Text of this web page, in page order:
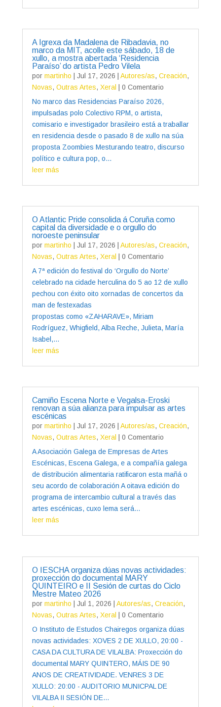
A Igrexa da Madalena de Ribadavia, no
marco da MIT, acolle este sábado, 18 de
xullo, a mostra abertada ‘Residencia
Paraíso’ do artista Pedro Vilela
por martinho Jul 17, 2026 Autores/as, Creación,
Novas, Outras Artes, Xeral
| 0 Comentario
No marco das Residencias Paraíso 2026,
impulsadas polo Colectivo RPM, o artista,
comisario e investigador brasileiro está a traballar
en residencia desde o pasado 8 de xullo na súa
proposta Zoombies Mesturando teatro, discurso
político e cultura pop, o...
leer más
O Atlantic Pride consolida á Coruña como
capital da diversidade e o orgullo do
noroeste peninsular
por martinho Jul 17, 2026 Autores/as, Creación,
Novas, Outras Artes, Xeral
| 0 Comentario
A 7ª edición do festival do ‘Orgullo do Norte’
celebrado na cidade herculina do 5 ao 12 de xullo
pechou con éxito oito xornadas de concertos da
man de festexadas
propostas como «ZAHARAVE», Miriam
Rodríguez, Whigfield, Alba Reche, Julieta, María
Isabel,...
leer más
Camiño Escena Norte e Vegalsa-Eroski
renovan a súa alianza para impulsar as artes
escénicas
por martinho Jul 17, 2026 Autores/as, Creación,
Novas, Outras Artes, Xeral
| 0 Comentario
A Asociación Galega de Empresas de Artes
Escénicas, Escena Galega, e a compañía galega
de distribución alimentaria ratificaron esta mañá o
seu acordo de colaboración A oitava edición do
programa de intercambio cultural a través das
artes escénicas, cuxo lema será...
leer más
O IESCHA organiza dúas novas actividades:
proxección do documental MARY
QUINTEIRO e II Sesión de curtas do Ciclo
Mestre Mateo 2026
por martinho Jul 1, 2026 Autores/as, Creación,
Novas, Outras Artes, Xeral
| 0 Comentario
O Instituto de Estudos Chairegos organiza dúas
novas actividades: XOVES 2 DE XULLO, 20:00 -
CASA DA CULTURA DE VILALBA: Proxección do
documental MARY QUINTERO, MÁIS DE 90
ANOS DE CREATIVIDADE. VENRES 3 DE
XULLO: 20:00 - AUDITORIO MUNICPAL DE
VILALBA II SESIÓN DE...